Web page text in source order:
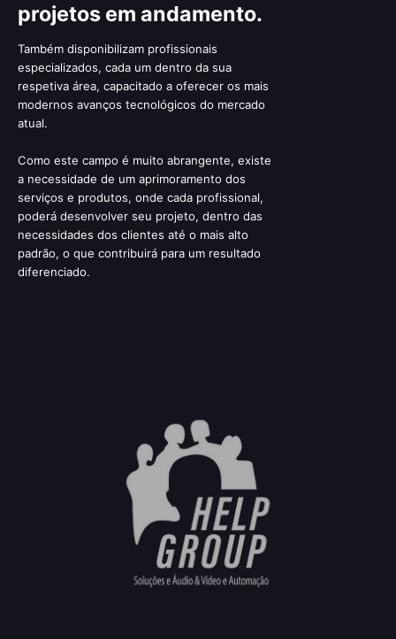
projetos em andamento.
Também disponibilizam profissionais
especializados, cada um dentro da sua
respetiva área, capacitado a oferecer os mais
modernos avanços tecnológicos do mercado
atual.
Como este campo é muito abrangente, existe
a necessidade de um aprimoramento dos
serviços e produtos, onde cada profissional,
poderá desenvolver seu projeto, dentro das
necessidades dos clientes até o mais alto
padrão, o que contribuirá para um resultado
diferenciado.